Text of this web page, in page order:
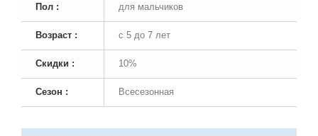
Пол : для мальчиков
Возраст : с 5 до 7 лет
Скидки : 10%
Сезон : Всесезонная